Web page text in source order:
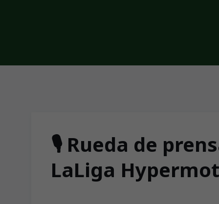
Skip to main content
🎙️ Rueda de
LaLiga